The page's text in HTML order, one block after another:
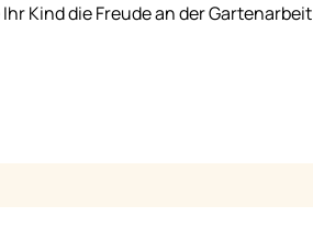
Kind die Freude an der Gartenarbeit